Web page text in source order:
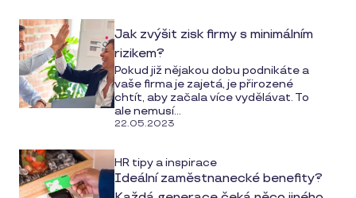
Jak zvýšit zisk firmy s minimálním
rizikem?
Pokud již nějakou dobu podnikáte a
vaše firma je zajetá, je přirozené
chtít, aby začala více vydělávat. To
ale nemusí...
22.05.2023
HR tipy a inspirace
Ideální zaměstnanecké benefity?